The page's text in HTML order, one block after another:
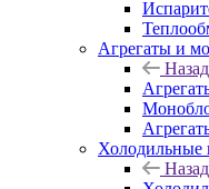
Агрегаты и
Назад
Холодильные
Назад